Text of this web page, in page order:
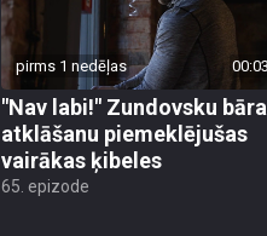
pirms 1 nedēļas
"Nav labi!" Zundovsku bāra
atklāšanu piemeklējušas
vairākas ķibeles
65. epizode